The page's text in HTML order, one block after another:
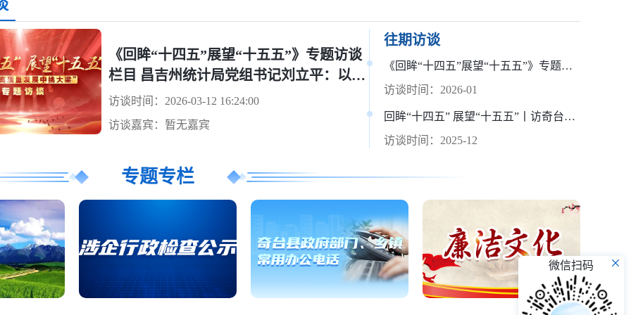
微信扫码
《回眸“十四五”展望“十五五”》专题访谈
栏目 昌吉州统计局党组书记刘立平：以数
为媒，“实”字托底，看统计力量如何为昌
吉州高质量发展保驾护航
访谈时间：2026-03-12 16:24:00
访谈嘉宾：暂无嘉宾
往期访谈
《回眸“十四五”展望“十五五”》专题访谈栏目 州教育局党组书记徐雪峰 谈教育强州新蓝图 办好老百姓满意的教育
访谈时间：2026-01
回眸“十四五” 展望“十五五”丨访奇台县委书记王斌
访谈时间：2025-12
专题专栏